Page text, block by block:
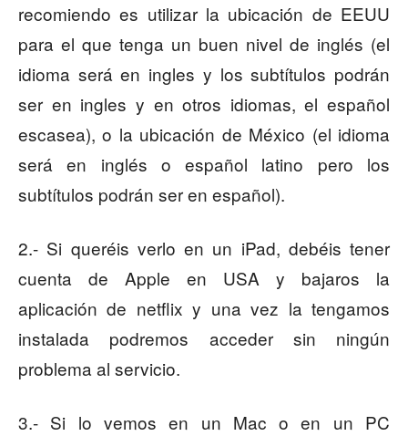
recomiendo es utilizar la ubicación de EEUU
para el que tenga un buen nivel de inglés (el
idioma será en ingles y los subtítulos podrán
ser en ingles y en otros idiomas, el español
escasea), o la ubicación de México (el idioma
será en inglés o español latino pero los
subtítulos podrán ser en español).
2.- Si queréis verlo en un iPad, debéis tener
cuenta de Apple en USA y bajaros la
aplicación de netflix y una vez la tengamos
instalada podremos acceder sin ningún
problema al servicio.
3.- Si lo vemos en un Mac o en un PC